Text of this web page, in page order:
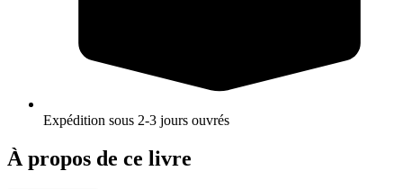
Expédition sous 2-3 jours ouvrés
À propos de ce livre